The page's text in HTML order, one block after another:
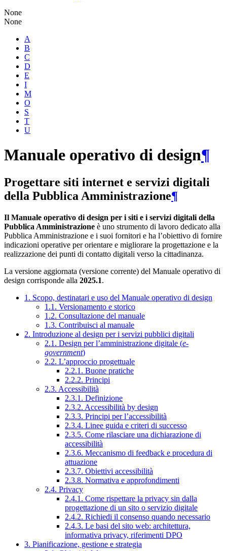
None
None
A
B
C
D
E
I
M
O
S
T
U
Manuale operativo di design¶
Progettare siti internet e servizi digitali
della Pubblica Amministrazione¶
Il Manuale operativo di design per i siti e i servizi digitali della
Pubblica Amministrazione è uno strumento di lavoro dedicato alla
Pubblica Amministrazione e i suoi fornitori e ha l’obiettivo di fornire
indicazioni operative per orientare e migliorare la progettazione e la
realizzazione dei punti di contatto digitali verso la cittadinanza.
La versione aggiornata (versione corrente) del Manuale operativo di
design corrisponde alla 2025.1.
1. Scopo, destinatari e uso del Manuale operativo di design
1.1. Versionamento e storico
1.2. Consultazione del manuale
1.3. Contribuisci al manuale
2. Introduzione al design per i servizi pubblici digitali
2.1. Design per l’amministrazione digitale (e-
government)
2.2. L’approccio progettuale
2.2.1. Buone pratiche
2.2.2. Principi
2.3. Accessibilità
2.3.1. Definizione
2.3.2. Accessibilità by design
2.3.3. Principi per l’accessibilità
2.3.4. Linee guida e criteri di successo
2.3.5. Come rilasciare una dichiarazione di
accessibilità
2.3.6. Meccanismo di feedback e procedura di
attuazione
2.3.7. Obiettivi accessibilità
2.3.8. Normativa e approfondimenti
2.4. Privacy
2.4.1. Come rispettare la privacy sin dalla
progettazione di un sito o servizio digitale
2.4.2. Richiedi il consenso quando necessario
2.4.3. Le basi del sito web: architettura,
informativa privacy, riferimenti DPO
3. Pianificazione, gestione e strategia